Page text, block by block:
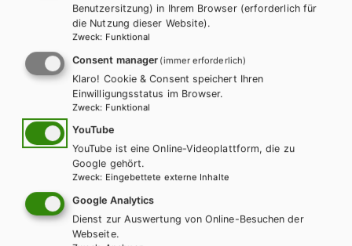
INHALTE FÜR SCHÜLER/INNEN
KAPITEL 9: METALLE UND HALBMETALLE
Kapitel 2: Aufbau der Atome
Energieniveauschema der OrbitalePDF | 386.7 KB
Benutzersitzung) in Ihrem Browser (erforderlich für
die Nutzung dieser Website).
Zweck: Funktional
Consent manager (immer erforderlich)
Klaro! Cookie & Consent speichert Ihren
Einwilligungsstatus im Browser.
Zweck: Funktional
YouTube
YouTube ist eine Online-Videoplattform, die zu
Google gehört.
Zweck: Eingebettete externe Inhalte
Google Analytics
Dienst zur Auswertung von Online-Besuchen der
Webseite.